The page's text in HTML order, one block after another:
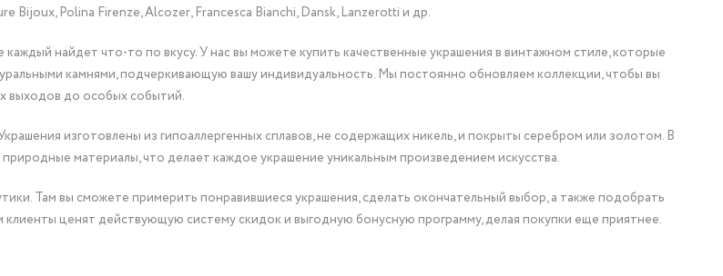
Bijoux, Polina Firenze, Alcozer, Francesca Bianchi, Dansk, Lanzerotti и др.
найдет что-то по вкусу. У нас вы можете купить качественные украшения в винтажном стиле, которые
камнями, подчеркивающую вашу индивидуальность. Мы постоянно обновляем коллекции, чтобы вы
выходов до особых событий.
изготовлены из гипоаллергенных сплавов, не содержащих никель, и покрыты серебром или золотом. В
материалы, что делает каждое украшение уникальным произведением искусства.
Там вы сможете примерить понравившиеся украшения, сделать окончательный выбор, а также подобрать
ценят действующую систему скидок и выгодную бонусную программу, делая покупки еще приятнее.